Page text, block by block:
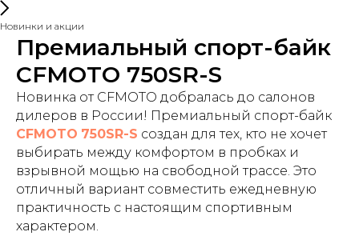
Новинки и акции
Премиальный спорт-байк
CFMOTO 750SR-S
Новинка от CFMOTO добралась до салонов
дилеров в России! Премиальный спорт-байк
CFMOTO 750SR-S создан для тех, кто не хочет
выбирать между комфортом в пробках и
взрывной мощью на свободной трассе. Это
отличный вариант совместить ежедневную
практичность с настоящим спортивным
характером.